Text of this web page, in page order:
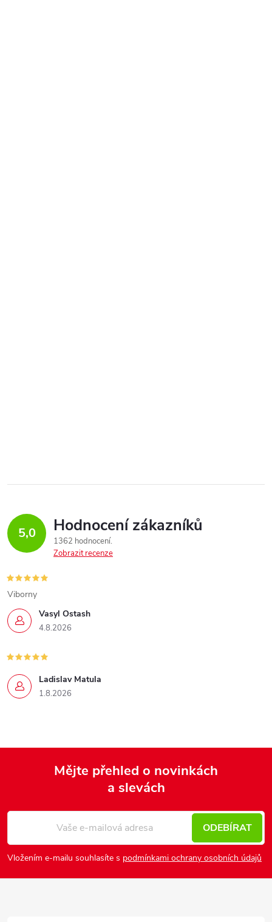
5,0 Hodnocení zákazníků
1362 hodnocení
Zobrazit recenze
Vasyl Ostash
4.8.2026
Viborny
Ladislav Matula
1.8.2026
Mějte přehled o novinkách
a slevách
Vložením e-mailu souhlasíte s podmínkami ochrany osobních údajů
ODEBÍRAT